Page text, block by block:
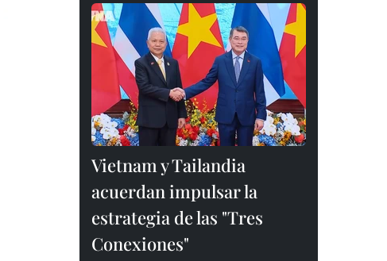
Vietnam y Tailandia
acuerdan impulsar la
estrategia de las "Tres
Conexiones"